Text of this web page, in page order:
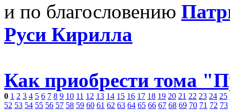
и по благословению
Руси Кирилла
Как приобрести тома
0 1 2 3 4 5 6 7 8 9 10 11 12 13 14 15 16 17 18 19 20 21 22 23 24 25
52 53 54 55 56 57 58 59 60 61 62 63 64 65 66 67 68 69 70 71 72 73